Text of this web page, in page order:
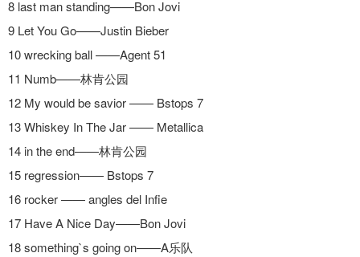
8 last man standing——Bon Jovi
9 Let You Go——Justin Bieber
10 wrecking ball ——Agent 51
11 Numb——林肯公园
12 My would be savior —— Bstops 7
13 Whiskey In The Jar —— Metallica
14 in the end——林肯公园
15 regression—— Bstops 7
16 rocker —— angles del Infie
17 Have A Nice Day——Bon Jovi
18 something`s going on——A乐队